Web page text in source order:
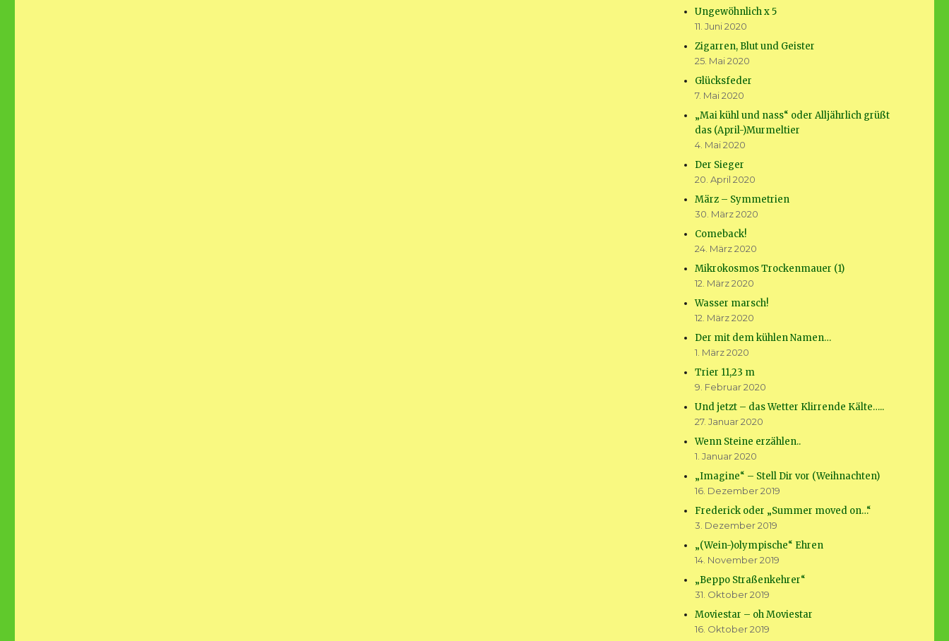
Ungewöhnlich x 5
11. Juni 2020
Zigarren, Blut und Geister
25. Mai 2020
Glücksfeder
7. Mai 2020
„Mai kühl und nass“ oder Alljährlich grüßt
das (April-)Murmeltier
4. Mai 2020
Der Sieger
20. April 2020
März – Symmetrien
30. März 2020
Comeback!
24. März 2020
Mikrokosmos Trockenmauer (1)
12. März 2020
Wasser marsch!
12. März 2020
Der mit dem kühlen Namen…
1. März 2020
Trier 11,23 m
9. Februar 2020
Und jetzt – das Wetter Klirrende Kälte…..
27. Januar 2020
Wenn Steine erzählen..
1. Januar 2020
„Imagine“ – Stell Dir vor (Weihnachten)
16. Dezember 2019
Frederick oder „Summer moved on…“
3. Dezember 2019
„(Wein-)olympische“ Ehren
14. November 2019
„Beppo Straßenkehrer“
31. Oktober 2019
Moviestar – oh Moviestar
16. Oktober 2019